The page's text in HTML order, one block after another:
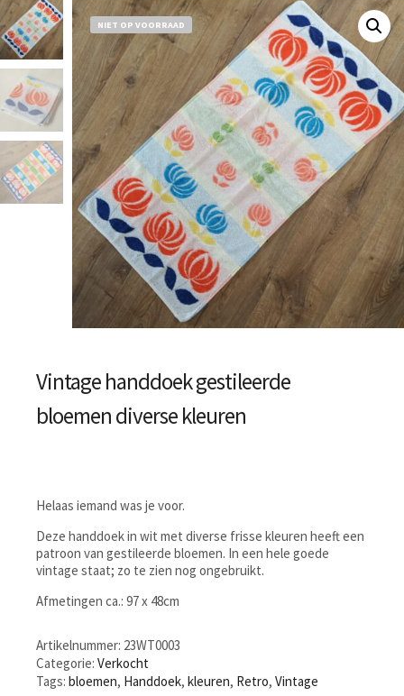
NIET OP VOORRAAD
Vintage handdoek gestileerde
bloemen diverse kleuren
Helaas iemand was je voor.
Deze handdoek in wit met diverse frisse kleuren heeft een
patroon van gestileerde bloemen. In een hele goede
vintage staat; zo te zien nog ongebruikt.
Afmetingen ca.: 97 x 48cm
Artikelnummer: 23WT0003
Categorie: Verkocht
Tags: bloemen, Handdoek, kleuren, Retro, Vintage